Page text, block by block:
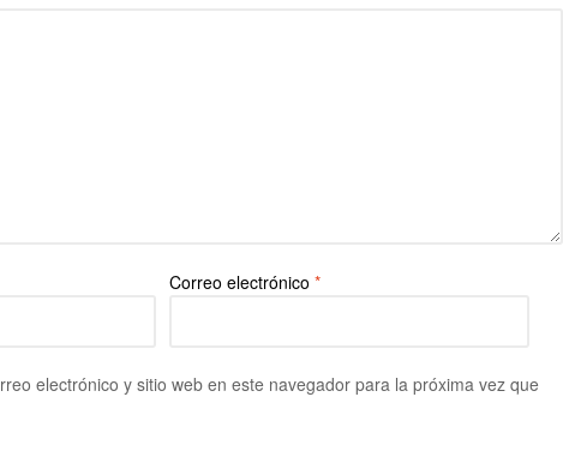
Correo electrónico *
electrónico y sitio web en este navegador para la próxima vez que